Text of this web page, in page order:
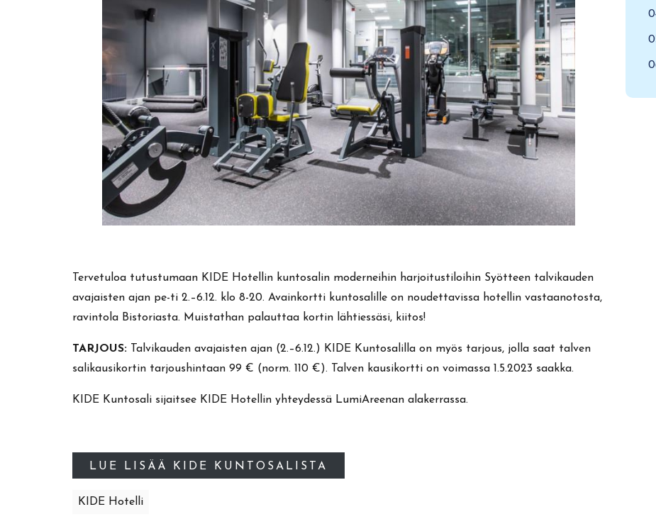
Tervetuloa tutustumaan KIDE Hotellin kuntosalin moderneihin harjoitustiloihin Syötteen talvikauden
avajaisten ajan pe-ti 2.–6.12. klo 8-20. Avainkortti kuntosalille on noudettavissa hotellin vastaanotosta,
ravintola Bistoriasta. Muistathan palauttaa kortin lähtiessäsi, kiitos!
TARJOUS: Talvikauden avajaisten ajan (2.–6.12.) KIDE Kuntosalilla on myös tarjous, jolla saat talven
salikausikortin tarjoushintaan 99 € (norm. 110 €). Talven kausikortti on voimassa 1.5.2023 saakka.
KIDE Kuntosali sijaitsee KIDE Hotellin yhteydessä LumiAreenan alakerrassa.
LUE LISÄÄ KIDE KUNTOSALISTA
KIDE Hotelli